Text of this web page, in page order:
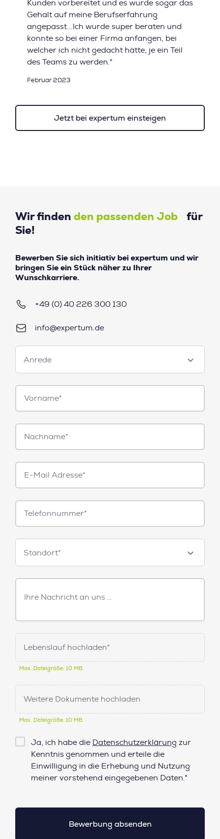
Kunden vorbereitet und es wurde sogar das
Gehalt auf meine Berufserfahrung
angepasst...Ich wurde super beraten und
konnte so bei einer Firma anfangen, bei
welcher ich nicht gedacht hätte, je ein Teil
des Teams zu werden."
Februar 2023
Jetzt bei expertum einsteigen
Wir finden den passenden Job für
Sie!
Bewerben Sie sich initiativ bei expertum und wir
bringen Sie ein Stück näher zu Ihrer
Wunschkarriere.
+49 (0) 40 226 300 130
info@expertum.de
Anrede
Anrede
Vorname*
Nachname*
E-
Mail*
Telefonnummer
Standorte
Standort*
Freitext
Nachricht
Lebenslauf hochladen*
Max. Dateigröße: 10 MB.
Weitere Dokumente hochladen
Max. Dateigröße: 10 MB.
Checkbox
Datenschutz*
Ja, ich habe die Datenschutzerklärung zur
Kenntnis genommen und erteile die
Einwilligung in die Erhebung und Nutzung
meiner vorstehend eingegebenen Daten.*